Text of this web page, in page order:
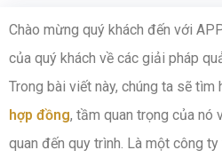
Chào mừng quý khách đến với
của quý khách về các giải pháp
Trong bài viết này, chúng ta sẽ tìm
hợp đồng, tầm quan trọng của nó
quan đến quy trình. Là một công